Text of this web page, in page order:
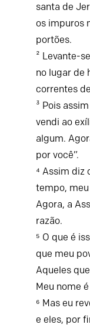
santa de
os impuros
portões.
² Levante-
no lugar de
correntes
³ Pois
vendi ao
algum.
por você”.
⁴ Assim diz
tempo,
Agora, a
razão.
⁵ O que é
que meu
Aqueles
Meu nome
⁶ Mas eu
e eles, por